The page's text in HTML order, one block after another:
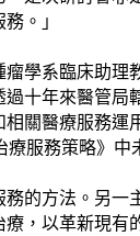
。」
學系臨床助理
十年來醫管
關醫療服務
服務策略》中
的方法。另
，以革新現